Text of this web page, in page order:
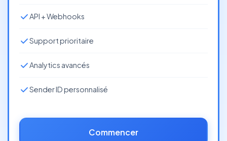
API + Webhooks
Support prioritaire
Analytics avancés
Sender ID personnalisé
Commencer